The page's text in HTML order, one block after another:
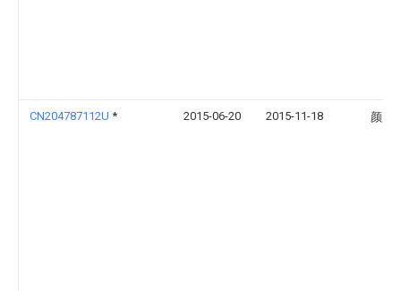
CN204787112U * 2015-06-20 2015-11-18 颜为